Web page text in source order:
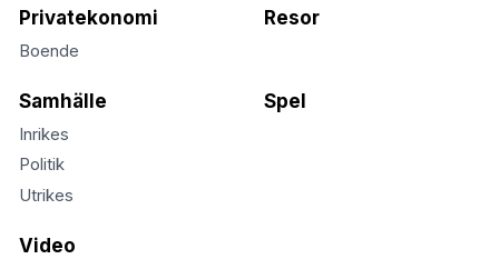
Privatekonomi
Boende
Resor
Samhälle
Inrikes
Politik
Utrikes
Spel
Video